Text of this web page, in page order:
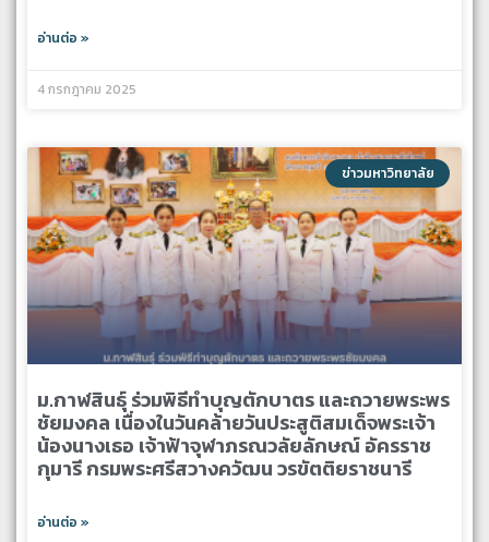
อ่านต่อ »
4 กรกฎาคม 2025
ข่าวมหาวิทยาลัย
ม.กาฬสินธุ์ ร่วมพิธีทำบุญตักบาตร และถวายพระพร
ชัยมงคล เนื่องในวันคล้ายวันประสูติสมเด็จพระเจ้า
น้องนางเธอ เจ้าฟ้าจุฬาภรณวลัยลักษณ์ อัครราช
กุมารี กรมพระศรีสวางควัฒน วรขัตติยราชนารี
อ่านต่อ »